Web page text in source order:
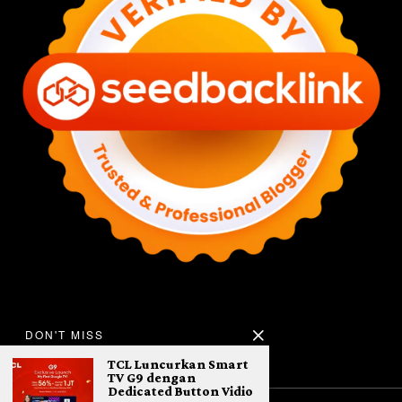
DON'T MISS
TCL Luncurkan Smart
TV G9 dengan
Dedicated Button Vidio